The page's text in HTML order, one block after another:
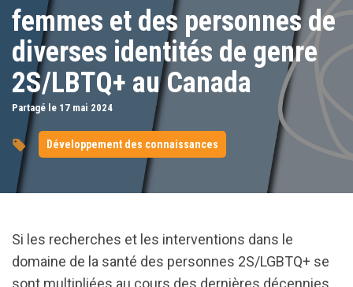
femmes et des personnes de
diverses identités de genre
2S/LBTQ+ au Canada
Partagé le 17 mai 2024
Développement des connaissances
Si les recherches et les interventions dans le
domaine de la santé des personnes 2S/LGBTQ+ se
sont multipliées au cours des dernières décennies,